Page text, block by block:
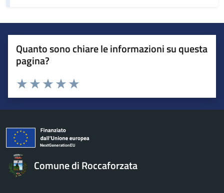
Quanto sono chiare le informazioni su questa
pagina?
Valuta da 1 a 5 stelle la pagina
Valuta 5 stelle su 5
Valuta 4 stelle su 5
Valuta 3 stelle su 5
Valuta 2 stelle su 5
Valuta 1 stelle su 5
Comune di Roccaforzata